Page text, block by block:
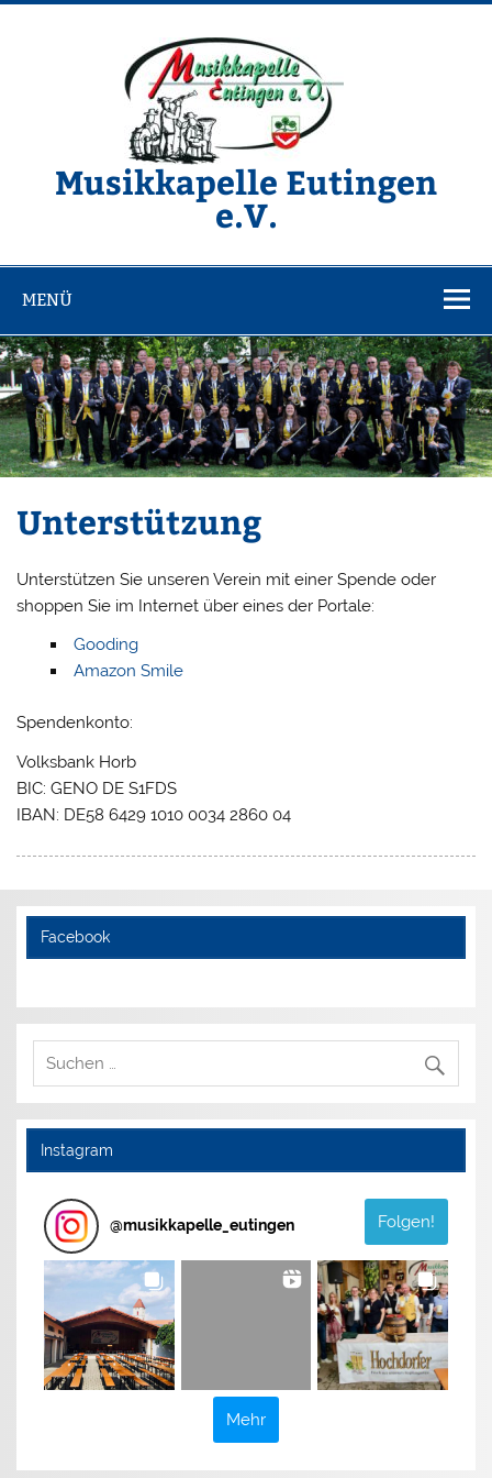
Zum
Musikkapelle Eutingen
e.V.
MENÜ
Unterstützung
Unterstützen Sie unseren Verein mit einer Spende oder
shoppen Sie im Internet über eines der Portale:
Gooding
Amazon Smile
Spendenkonto:
Volksbank Horb
BIC: GENO DE S1FDS
IBAN: DE58 6429 1010 0034 2860 04
Facebook
Instagram
@musikkapelle_eutingen Folgen!
Mehr